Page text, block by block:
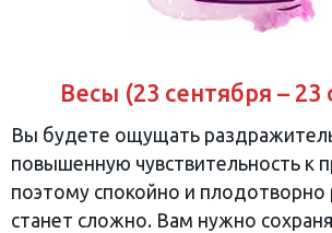
Весы (23 сентября – 23
Вы будете ощущать
повышенную чувствительность к
поэтому спокойно и плодотворно
станет сложно. Вам нужно